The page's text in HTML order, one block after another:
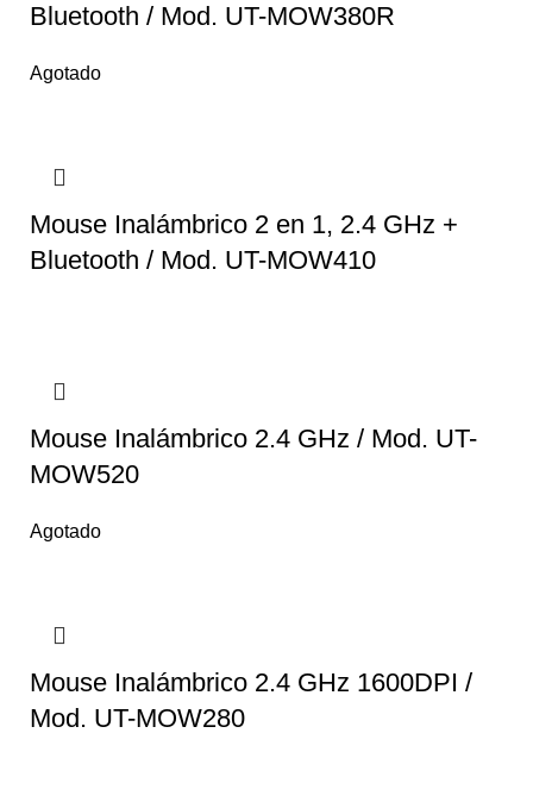
Bluetooth / Mod. UT-MOW380R
Agotado
Mouse Inalámbrico 2 en 1, 2.4 GHz +
Bluetooth / Mod. UT-MOW410
Mouse Inalámbrico 2.4 GHz / Mod. UT-
MOW520
Agotado
Mouse Inalámbrico 2.4 GHz 1600DPI /
Mod. UT-MOW280